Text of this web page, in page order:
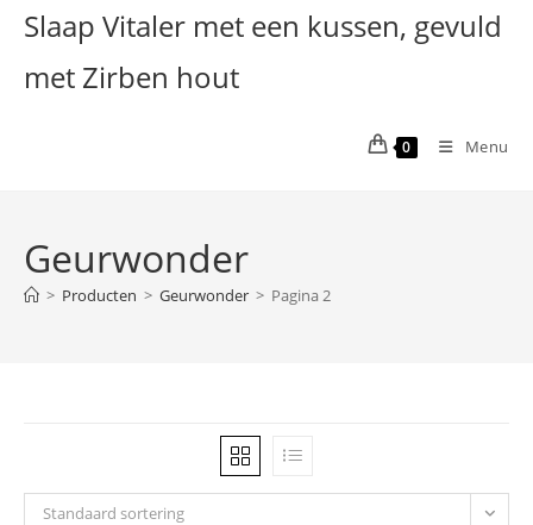
naar
inhoud
Slaap Vitaler met een kussen, gevuld
met Zirben hout
0 Menu
Geurwonder
> Producten > Geurwonder > Pagina 2
Standaard sortering